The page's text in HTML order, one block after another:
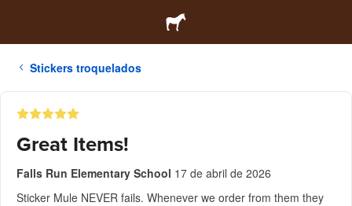
Stickers troquelados
Great Items!
Falls Run Elementary School 17 de abril de 2026
Sticker Mule NEVER fails. Whenever we order from them they